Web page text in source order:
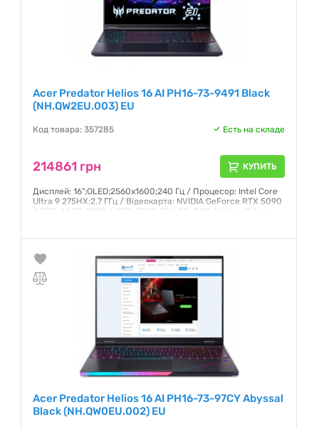
Acer Predator Helios 16 AI PH16-73-9491 Black
(NH.QW2EU.003) EU
Код товара: 357285 Есть на складе
214861 грн КУПИТЬ
Дисплей: 16";OLED;2560x1600;240 Гц / Процесор: Intel Core
Ultra 9 275HX;2,7 ГГц / Відеокарта: NVIDIA GeForce RTX 5090
/ ОЗП: 64 ГБ;DDR5 / SSD: 2000 ГБ / ОС: DOS / Маса: 2,7 кг
Acer Predator Helios 16 AI PH16-73-97CY Abyssal
Black (NH.QW0EU.002) EU